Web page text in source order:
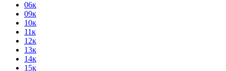
06к
09к
10к
11к
12к
13к
14к
15к